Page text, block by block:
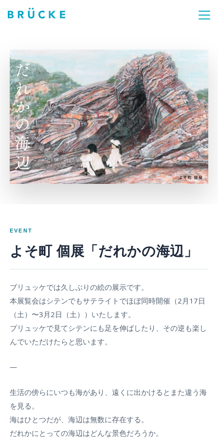
EVENT
よそ町 個展「だれかの海辺」
ブリュッケでは久しぶりの絵の展示です。
本展覧会はシテンでもサテライトでほぼ同時開催（2月17日
（土）〜3月2日（土））いたします。
ブリュッケで見てシテンにも足を伸ばしたり、その逆も楽し
んでいただけたらと思います。
—
生活の傍らにいつも海があり、遠くに出かけるとまた違う海
を見る。
海はひとつだが、海辺は無数に存在する。
だれかにとっての海辺はどんな景色だろうか。